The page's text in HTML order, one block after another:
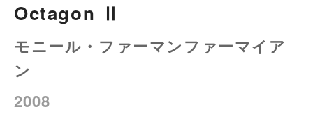
Octagon Ⅱ
モニール・ファーマンファーマイア
ン
2008